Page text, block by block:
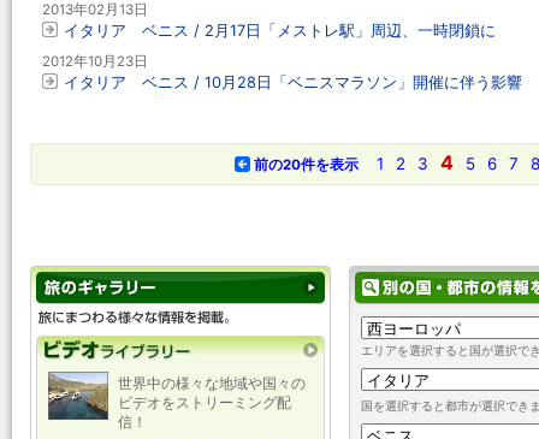
2013年02月13日
イタリア ベニス / 2月17日「メストレ駅」周辺、一時閉鎖に
2012年10月23日
イタリア ベニス / 10月28日「ベニスマラソン」開催に伴う影響
前の20件を表示 1 2 3 4 5 6 7 8
エリアを選択すると国が選択で
国を選択すると都市が選択でき
世界中の様々な地域や国々の
ビデオをストリーミング配
信！